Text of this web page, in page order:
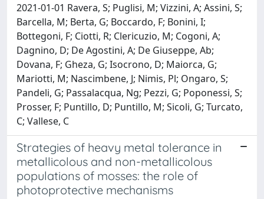
2021-01-01 Ravera, S; Puglisi, M; Vizzini, A; Assini, S;
Barcella, M; Berta, G; Boccardo, F; Bonini, I;
Bottegoni, F; Ciotti, R; Clericuzio, M; Cogoni, A;
Dagnino, D; De Agostini, A; De Giuseppe, Ab;
Dovana, F; Gheza, G; Isocrono, D; Maiorca, G;
Mariotti, M; Nascimbene, J; Nimis, Pl; Ongaro, S;
Pandeli, G; Passalacqua, Ng; Pezzi, G; Poponessi, S;
Prosser, F; Puntillo, D; Puntillo, M; Sicoli, G; Turcato,
C; Vallese, C
Strategies of heavy metal tolerance in
metallicolous and non-metallicolous
populations of mosses: the role of
photoprotective mechanisms